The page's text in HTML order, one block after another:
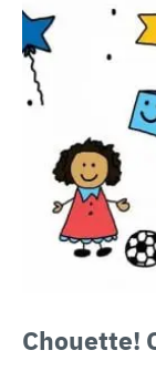
Chouette!